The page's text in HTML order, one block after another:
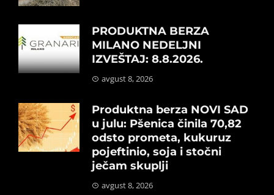
PRODUKTNA BERZA
MILANO NEDELJNI
IZVEŠTAJ: 8.8.2026.
avgust 8, 2026
Produktna berza NOVI SAD
u julu: Pšenica činila 70,82
odsto prometa, kukuruz
pojeftinio, soja i stočni
ječam skuplji
avgust 8, 2026